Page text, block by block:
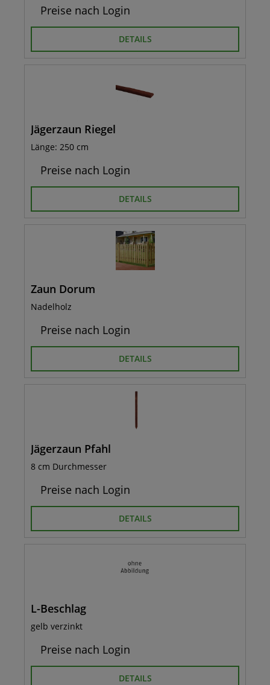
Preise nach Login
DETAILS
Jägerzaun Riegel
Länge: 250 cm
Preise nach Login
DETAILS
Zaun Dorum
Nadelholz
Preise nach Login
DETAILS
Jägerzaun Pfahl
8 cm Durchmesser
Preise nach Login
DETAILS
L-Beschlag
gelb verzinkt
Preise nach Login
DETAILS